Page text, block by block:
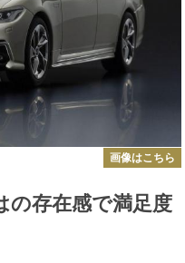
画像はこちら
の存在感で満足度